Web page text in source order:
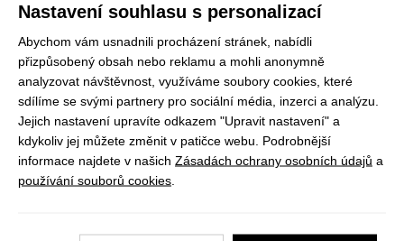
ODEBÍRAT
Vše o nákupu
Jak objednat
Doprava a platba
Nastavení souhlasu s personalizací
Abychom vám usnadnili procházení stránek, nabídli
přizpůsobený obsah nebo reklamu a mohli anonymně
analyzovat návštěvnost, využíváme soubory cookies, které
sdílíme se svými partnery pro sociální média, inzerci a analýzu.
Jejich nastavení upravíte odkazem "Upravit nastavení" a
kdykoliv jej můžete změnit v patičce webu. Podrobnější
informace najdete v našich Zásadách ochrany osobních údajů a
používání souborů cookies